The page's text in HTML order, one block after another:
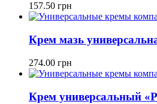
157.50 грн
Крем мазь
274.00 грн
Крем универсальный